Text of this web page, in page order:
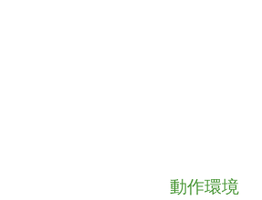
動作環境